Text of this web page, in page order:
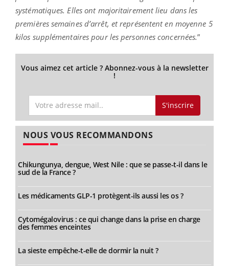
systématiques. Elles ont majoritairement lieu dans les
premières semaines d’arrêt, et représentent en moyenne 5
kilos supplémentaires pour les personnes concernées.”
Vous aimez cet article ? Abonnez-vous à la newsletter
!
S'inscrire
NOUS VOUS RECOMMANDONS
Chikungunya, dengue, West Nile : que se passe-t-il dans le
sud de la France ?
Les médicaments GLP-1 protègent-ils aussi les os ?
Cytomégalovirus : ce qui change dans la prise en charge
des femmes enceintes
La sieste empêche-t-elle de dormir la nuit ?